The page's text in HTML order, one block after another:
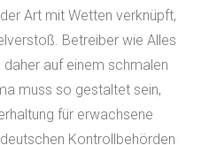
Art mit Wetten verknüpft,
Betreiber wie Alles
auf einem schmalen
muss so gestaltet sein,
für erwachsene
Kontrollbehörden